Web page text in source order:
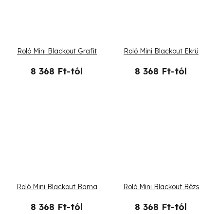
Roló Mini Blackout Grafit
8 368 Ft-tól
Roló Mini Blackout Ekrü
8 368 Ft-tól
Roló Mini Blackout Barna
8 368 Ft-tól
Roló Mini Blackout Bézs
8 368 Ft-tól